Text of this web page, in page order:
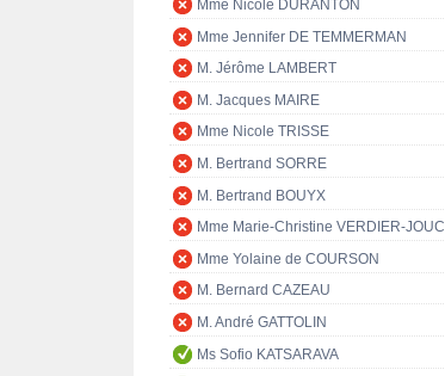
Mme Nicole DURANTON
Mme Jennifer DE TEMMERMAN
M. Jérôme LAMBERT
M. Jacques MAIRE
Mme Nicole TRISSE
M. Bertrand SORRE
M. Bertrand BOUYX
Mme Marie-Christine VERDIER-
Mme Yolaine de COURSON
M. Bernard CAZEAU
M. André GATTOLIN
Ms Sofio KATSARAVA